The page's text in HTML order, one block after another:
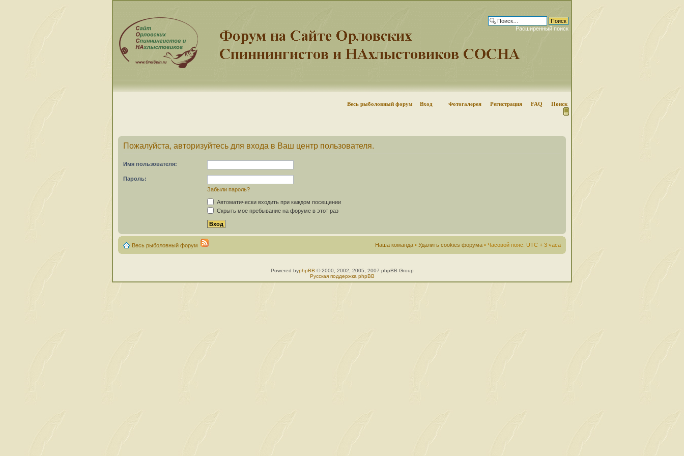
Расширенный поиск
Весь рыболовный форум Вход Фотогалерея Регистрация FAQ Поиск
Пожалуйста, авторизуйтесь для входа в Ваш центр пользователя.
Имя пользователя:
Пароль:
Забыли пароль?
Автоматически входить при каждом посещении
Скрыть мое пребывание на форуме в этот раз
Весь рыболовный форум Наша команда • Удалить cookies форума • Часовой пояс: UTC + 3 часа
Powered byphpBB © 2000, 2002, 2005, 2007 phpBB Group
Русская поддержка phpBB